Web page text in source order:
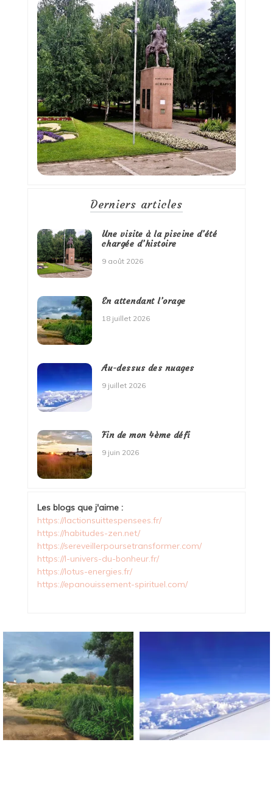
Derniers articles
Une visite à la piscine d’été
chargée d’histoire
9 août 2026
En attendant l’orage
18 juillet 2026
Au-dessus des nuages
9 juillet 2026
Fin de mon 4ème défi
9 juin 2026
Les blogs que j'aime :
https://lactionsuittespensees.fr/
https://habitudes-zen.net/
https://sereveillerpoursetransformer.com/
https://l-univers-du-bonheur.fr/
https://lotus-energies.fr/
https://epanouissement-spirituel.com/